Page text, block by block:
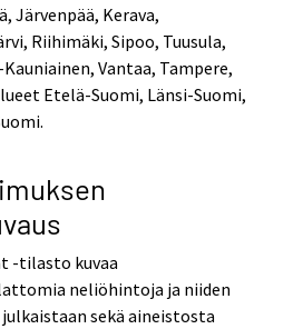
Järvenpää, Kerava,
Riihimäki, Sipoo, Tuusula,
Vantaa, Tampere,
Etelä-Suomi, Länsi-Suomi,
-tilasto kuvaa
neliöhintoja ja niiden
sekä aineistosta